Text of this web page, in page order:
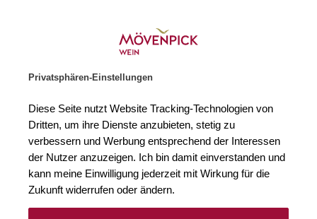
Privatsphären-Einstellungen
Diese Seite nutzt Website Tracking-Technologien von
Dritten, um ihre Dienste anzubieten, stetig zu
verbessern und Werbung entsprechend der Interessen
der Nutzer anzuzeigen. Ich bin damit einverstanden und
kann meine Einwilligung jederzeit mit Wirkung für die
Zukunft widerrufen oder ändern.
Zum Ende der Bildgalerie springen
Zum Anfang der